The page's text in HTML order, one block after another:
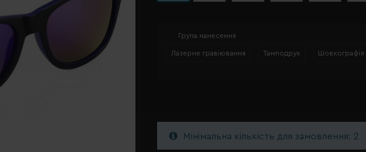
Група нанесення
Лазерне гравіювання Тамподрук Шовкографія
Мінімальна кількість для замовлення: 2